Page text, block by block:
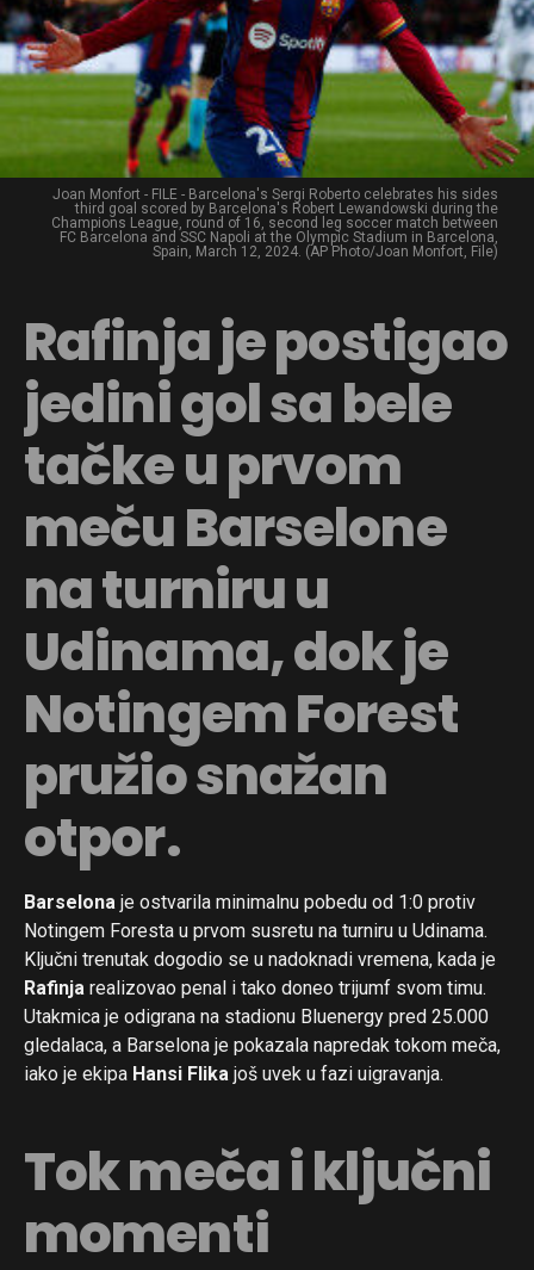
Joan Monfort - FILE - Barcelona's Sergi Roberto celebrates his sides
third goal scored by Barcelona's Robert Lewandowski during the
Champions League, round of 16, second leg soccer match between
FC Barcelona and SSC Napoli at the Olympic Stadium in Barcelona,
Spain, March 12, 2024. (AP Photo/Joan Monfort, File)
Rafinja je postigao
jedini gol sa bele
tačke u prvom
meču Barselone
na turniru u
Udinama, dok je
Notingem Forest
pružio snažan
otpor.
Barselona je ostvarila minimalnu pobedu od 1:0 protiv
Notingem Foresta u prvom susretu na turniru u Udinama.
Ključni trenutak dogodio se u nadoknadi vremena, kada je
Rafinja realizovao penal i tako doneo trijumf svom timu.
Utakmica je odigrana na stadionu Bluenergy pred 25.000
gledalaca, a Barselona je pokazala napredak tokom meča,
iako je ekipa Hansi Flika još uvek u fazi uigravanja.
Tok meča i ključni
momenti